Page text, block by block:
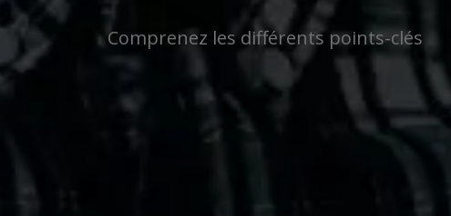
Comprenez les différents points-clés